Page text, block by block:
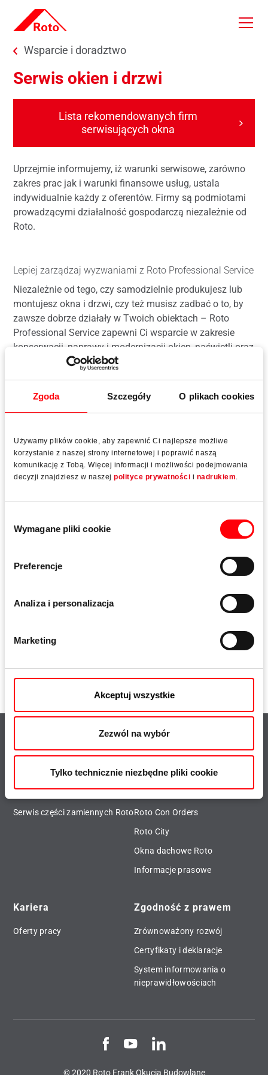
Zgoda Szczegóły O plikach cookies
Używamy plików cookie, aby zapewnić Ci najlepsze możliwe
korzystanie z naszej strony internetowej i poprawić naszą
komunikację z Tobą. Więcej informacji i możliwości podejmowania
decyzji znajdziesz w naszej polityce prywatności i nadrukiem
zgody
Wymagane pliki cookie
Preferencje
Analiza i personalizacja
Marketing
Akceptuj wszystkie
Zezwól na wybór
Tylko technicznie niezbędne pliki cookie
Skip to main content
You are here:
Wsparcie i doradztwo
Serwis okien i drzwi
Lista rekomendowanych firm
serwisujących okna
Uprzejmie informujemy, iż warunki serwisowe, zarówno
zakres prac jak i warunki finansowe usług, ustala
indywidualnie każdy z oferentów. Firmy są podmiotami
prowadzącymi działalność gospodarczą niezależnie od
Roto.
Lepiej zarządzaj wyzwaniami z Roto Professional Service
Niezależnie od tego, czy samodzielnie produkujesz lub
montujesz okna i drzwi, czy też musisz zadbać o to, by
zawsze dobrze działały w Twoich obiektach – Roto
Professional Service zapewni Ci wsparcie w zakresie
konserwacji, naprawy i modernizacji okien, naświetli oraz
drzwi wejściowych.
Oferta usług na wszystkich etapach użytkowania okien i
drzwi skierowana jest zarówno do klientów
Roto Professional Service
Oferta
Wyszukiwarka produktów
Serwis części zamiennych Roto
Najnowsze
Blog
Roto Con Orders
Roto City
Okna dachowe Roto
Informacje prasowe
Kariera
Oferty pracy
Zgodność z prawem
Zrównoważony rozwój
Certyfikaty i deklaracje
System informowania o
nieprawidłowościach
© 2020 Roto Frank Okucia Budowlane